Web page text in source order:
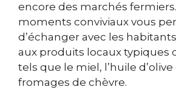
encore des marchés
moments conviviaux vous
d’échanger avec les
aux produits locaux typiques
tels que le miel, l’huile
fromages de chèvre.